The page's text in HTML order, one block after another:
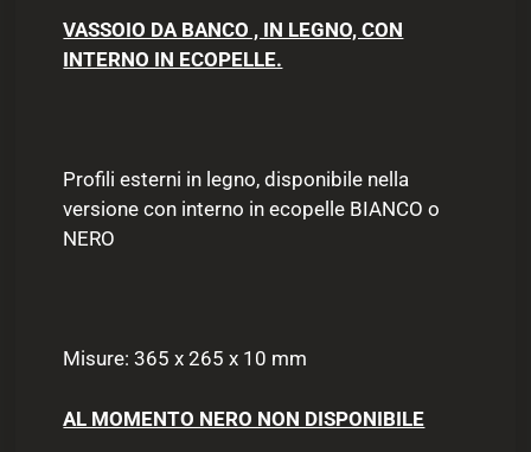
VASSOIO DA BANCO , IN LEGNO, CON
INTERNO IN ECOPELLE.
Profili esterni in legno, disponibile nella
versione con interno in ecopelle BIANCO o
NERO
Misure: 365 x 265 x 10 mm
AL MOMENTO NERO NON DISPONIBILE